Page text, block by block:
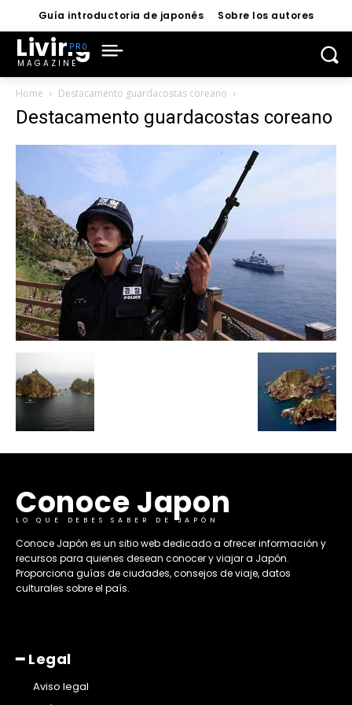
Guía introductoria de japonés Sobre los autores
Living
MAGAZINE
Home Destacamento guardacostas coreano
Destacamento guardacostas coreano
Conoce Japon
LO QUE DEBES SABER DE JAPÓN
​Conoce Japón es un sitio web dedicado a ofrecer información y
recursos para quienes desean conocer y viajar a Japón.
Proporciona guías de ciudades, consejos de viaje, datos
culturales sobre el país. ​
━ Legal
Aviso legal